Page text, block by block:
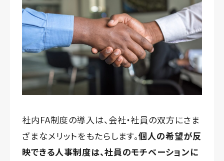
社内FA制度の導入は、会社・社員の双方にさま
ざまなメリットをもたらします。個人の希望が反
映できる人事制度は、社員のモチベーションに